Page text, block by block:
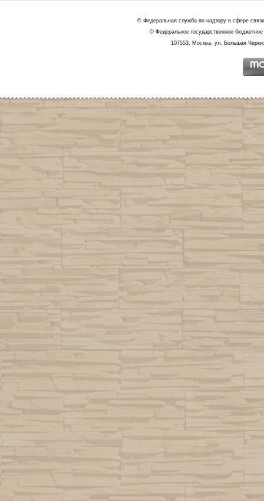
© Федеральная служба по надзору в сфере
© Федеральное государственное
107553, Москва, ул. Большая